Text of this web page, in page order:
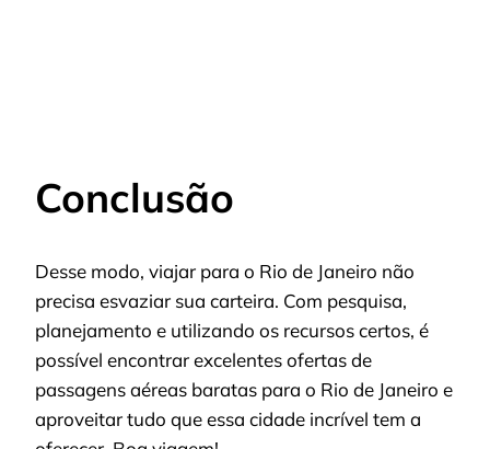
Conclusão
Desse modo, viajar para o Rio de Janeiro não
precisa esvaziar sua carteira. Com pesquisa,
planejamento e utilizando os recursos certos, é
possível encontrar excelentes ofertas de
passagens aéreas baratas para o Rio de Janeiro e
aproveitar tudo que essa cidade incrível tem a